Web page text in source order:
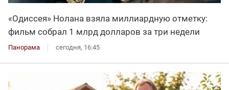
«Одиссея» Нолана взяла миллиардную отметку:
фильм собрал 1 млрд долларов за три недели
Панорама сегодня, 16:45